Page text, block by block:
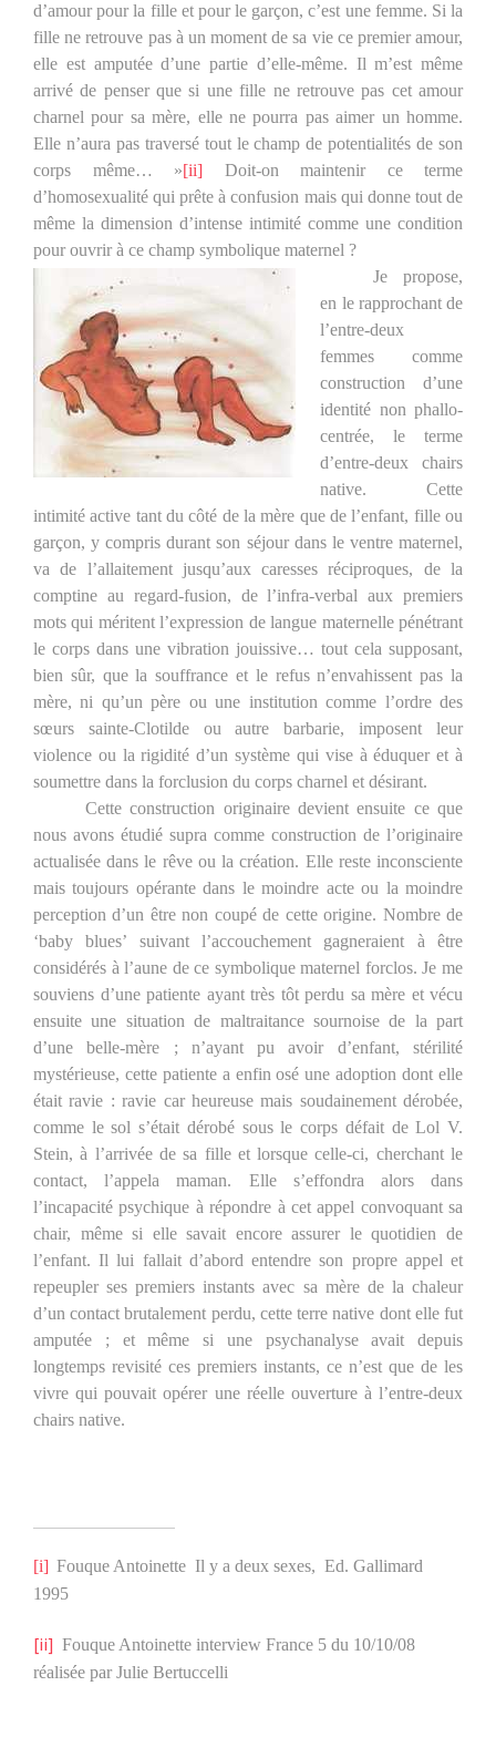
d’amour pour la fille et pour le garçon, c’est une femme. Si la
fille ne retrouve pas à un moment de sa vie ce premier amour,
elle est amputée d’une partie d’elle-même. Il m’est même
arrivé de penser que si une fille ne retrouve pas cet amour
charnel pour sa mère, elle ne pourra pas aimer un homme.
Elle n’aura pas traversé tout le champ de potentialités de son
corps même… »[ii] Doit-on maintenir ce terme
d’homosexualité qui prête à confusion mais qui donne tout de
même la dimension d’intense intimité comme une condition
pour ouvrir à ce champ symbolique maternel ?
Je propose,
en le rapprochant de
l’entre-deux
femmes comme
construction d’une
identité non phallo-
centrée, le terme
d’entre-deux chairs
native. Cette
intimité active tant du côté de la mère que de l’enfant, fille ou
garçon, y compris durant son séjour dans le ventre maternel,
va de l’allaitement jusqu’aux caresses réciproques, de la
comptine au regard-fusion, de l’infra-verbal aux premiers
mots qui méritent l’expression de langue maternelle pénétrant
le corps dans une vibration jouissive… tout cela supposant,
bien sûr, que la souffrance et le refus n’envahissent pas la
mère, ni qu’un père ou une institution comme l’ordre des
sœurs sainte-Clotilde ou autre barbarie, imposent leur
violence ou la rigidité d’un système qui vise à éduquer et à
soumettre dans la forclusion du corps charnel et désirant.
Cette construction originaire devient ensuite ce que
nous avons étudié supra comme construction de l’originaire
actualisée dans le rêve ou la création. Elle reste inconsciente
mais toujours opérante dans le moindre acte ou la moindre
perception d’un être non coupé de cette origine. Nombre de
‘baby blues’ suivant l’accouchement gagneraient à être
considérés à l’aune de ce symbolique maternel forclos. Je me
souviens d’une patiente ayant très tôt perdu sa mère et vécu
ensuite une situation de maltraitance sournoise de la part
d’une belle-mère ; n’ayant pu avoir d’enfant, stérilité
mystérieuse, cette patiente a enfin osé une adoption dont elle
était ravie : ravie car heureuse mais soudainement dérobée,
comme le sol s’était dérobé sous le corps défait de Lol V.
Stein, à l’arrivée de sa fille et lorsque celle-ci, cherchant le
contact, l’appela maman. Elle s’effondra alors dans
l’incapacité psychique à répondre à cet appel convoquant sa
chair, même si elle savait encore assurer le quotidien de
l’enfant. Il lui fallait d’abord entendre son propre appel et
repeupler ses premiers instants avec sa mère de la chaleur
d’un contact brutalement perdu, cette terre native dont elle fut
amputée ; et même si une psychanalyse avait depuis
longtemps revisité ces premiers instants, ce n’est que de les
vivre qui pouvait opérer une réelle ouverture à l’entre-deux
chairs native.
[i] Fouque Antoinette Il y a deux sexes, Ed. Gallimard
1995
[ii] Fouque Antoinette interview France 5 du 10/10/08
réalisée par Julie Bertuccelli